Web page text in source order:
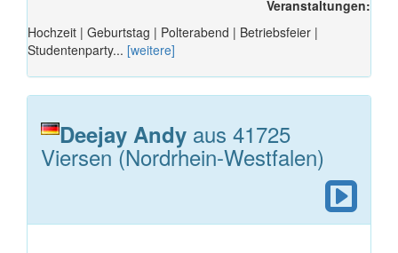
Veranstaltungen:
Hochzeit | Geburtstag | Polterabend | Betriebsfeier |
Studentenparty... [weitere]
Deejay Andy aus 41725
Viersen (Nordrhein-Westfalen)